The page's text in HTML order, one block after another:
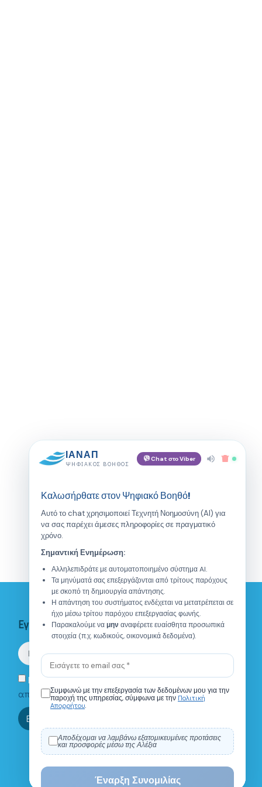
Εγγραφείτε στο Newsletter
Eνημερώθηκα για τηνπολιτική
απορρήτου.
Εγγραφή
ΙΑΝΑΠ
ΨΗΦΙΑΚΌΣ ΒΟΗΘΌΣ
Chat στο Viber
Καλωσήρθατε στον Ψηφιακό Βοηθό!
Αυτό το chat χρησιμοποιεί Τεχνητή Νοημοσύνη (AI) για
να σας παρέχει άμεσες πληροφορίες σε πραγματικό
χρόνο.
Σημαντική Ενημέρωση:
Αλληλεπιδράτε με αυτοματοποιημένο σύστημα AI.
Τα μηνύματά σας επεξεργάζονται από τρίτους παρόχους
με σκοπό τη δημιουργία απάντησης.
Η απάντηση του συστήματος ενδέχεται να μετατρέπεται σε
ήχο μέσω τρίτου παρόχου επεξεργασίας φωνής.
Παρακαλούμε ναμην αναφέρετε ευαίσθητα προσωπικά
στοιχεία (π.χ. κωδικούς, οικονομικά δεδομένα).
Συμφωνώ με την επεξεργασία των δεδομένων μου για την
παροχή της υπηρεσίας, σύμφωνα με την Πολιτική
Απορρήτου.
Αποδέχομαι να λαμβάνω εξατομικευμένες προτάσεις
και προσφορές μέσω της Αλέξια
Έναρξη Συνομιλίας
Τι είναι το ΙΑΝΑΠ?
0 / 150
Powered byFlowgeek